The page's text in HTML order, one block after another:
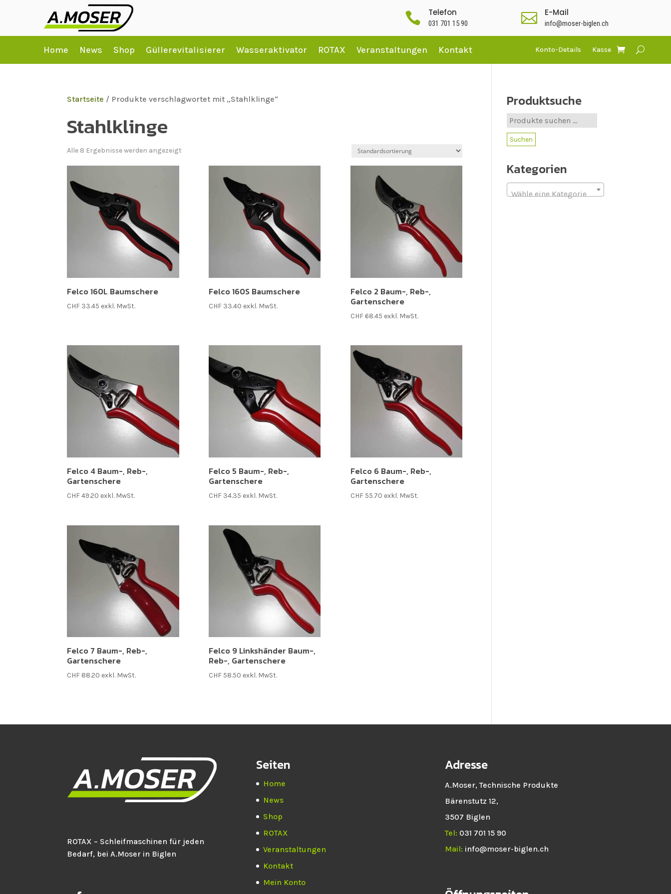
 Telefon
031 701 15 90  E-Mail
info@moser-biglen.ch
Home News Shop Güllerevitalisierer Wasseraktivator ROTAX Veranstaltungen Kontakt Konto-Details Kasse
Startseite / Produkte verschlagwortet mit „Stahlklinge“
Stahlklinge
Alle 8 Ergebnisse werden angezeigt
Felco 160L Baumschere
CHF 33.45 exkl. MwSt.
Felco 160S Baumschere
CHF33.40 exkl. MwSt.
Felco 2 Baum-, Reb-,
Gartenschere
CHF68.45 exkl. MwSt.
Felco 4 Baum-, Reb-,
Gartenschere
CHF49.20 exkl. MwSt.
Felco 5 Baum-, Reb-,
Gartenschere
CHF34.35 exkl. MwSt.
Felco 6 Baum-, Reb-,
Gartenschere
CHF55.70 exkl. MwSt.
Felco 7 Baum-, Reb-,
Gartenschere
CHF 88.20 exkl. MwSt.
Felco 9 Linkshänder Baum-,
Reb-, Gartenschere
CHF58.50 exkl. MwSt.
Produktsuche
Suche
nach:
Suchen
Kategorien
Wähle eine Kategorie
ROTAX – Schleifmaschinen für jeden
Bedarf, bei A.Moser in Biglen
Seiten
Home
News
Shop
ROTAX
Veranstaltungen
Kontakt
Mein Konto
Adresse
A.Moser, Technische Produkte
Bärenstutz 12,
3507 Biglen
Tel: 031 701 15 90
Mail: info@moser-biglen.ch